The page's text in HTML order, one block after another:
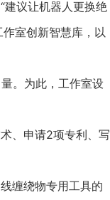
议让机器人更换绝
室创新智慧库，以
。为此，工作室设
、申请2项专利、写
缠绕物专用工具的